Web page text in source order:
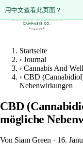
ดูหน้านี้เป็นภาษาไทย?
用中文查看此页面？
Startseite
› Journal
› Cannabis And
› CBD
Nebenwirkungen
CBD
mögliche
Von Siam Green · 16.